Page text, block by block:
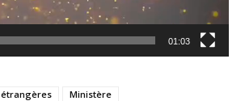
01:03
étrangères Ministère